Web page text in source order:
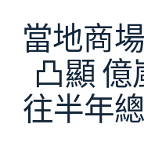
當地商
凸顯
往半年